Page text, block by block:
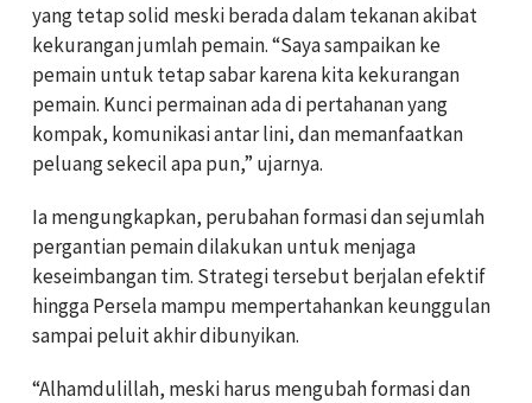
yang tetap solid meski berada dalam tekanan akibat
kekurangan jumlah pemain. “Saya sampaikan ke
pemain untuk tetap sabar karena kita kekurangan
pemain. Kunci permainan ada di pertahanan yang
kompak, komunikasi antar lini, dan memanfaatkan
peluang sekecil apa pun,” ujarnya.
Ia mengungkapkan, perubahan formasi dan sejumlah
pergantian pemain dilakukan untuk menjaga
keseimbangan tim. Strategi tersebut berjalan efektif
hingga Persela mampu mempertahankan keunggulan
sampai peluit akhir dibunyikan.
“Alhamdulillah, meski harus mengubah formasi dan